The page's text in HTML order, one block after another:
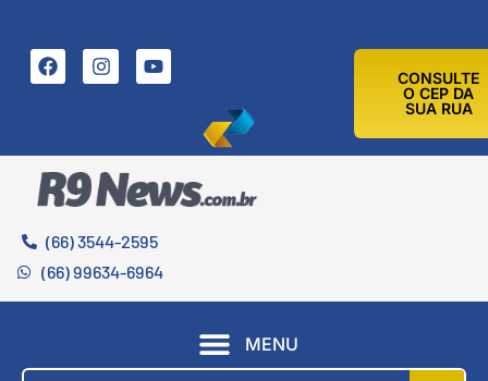
CONSULTE
O CEP DA
SUA RUA
(66) 3544-2595
(66) 99634-6964
MENU